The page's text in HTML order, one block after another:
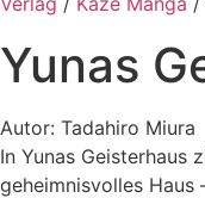
Yunas
Autor: Tadahiro Miura
In Yunas Geisterhaus
geheimnisvolles Haus